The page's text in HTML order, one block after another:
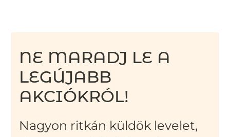
NE MARADJ LE A
LEGÚJABB
AKCIÓKRÓL!
Nagyon ritkán küldök levelet,